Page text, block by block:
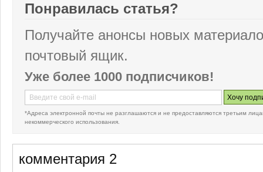
Понравилась статья?
Получайте анонсы новых
почтовый ящик.
Уже более 1000 подписчиков!
*Адреса электронной почты не разглашаются и не предоставляются третьим
некоммерческого использования.
комментария 2